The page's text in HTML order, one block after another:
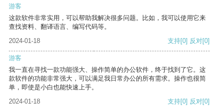
游客
这款软件非常实用，可以帮助我解决很多问题。比如，我可以使用它来
查找资料、翻译语言、编写代码等。
2024-01-18
支持[0] 反对[0]
游客
我一直在寻找一款功能强大、操作简单的办公软件，终于找到了它。这
款软件的功能非常强大，可以满足我日常办公的所有需求。操作也很简
单，即使是小白也能快速上手。
2024-01-18
支持[0] 反对[0]